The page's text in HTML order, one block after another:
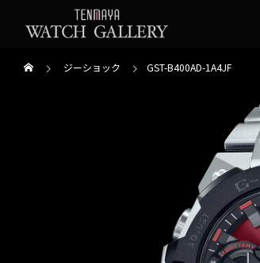
ジーショック GST-B400AD-1A4JF